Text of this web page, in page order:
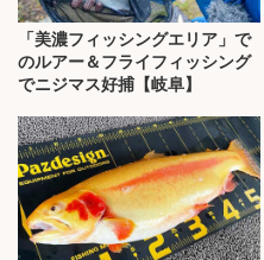
「美濃フィッシングエリア」で
のルアー＆フライフィッシング
でニジマス好捕【岐阜】